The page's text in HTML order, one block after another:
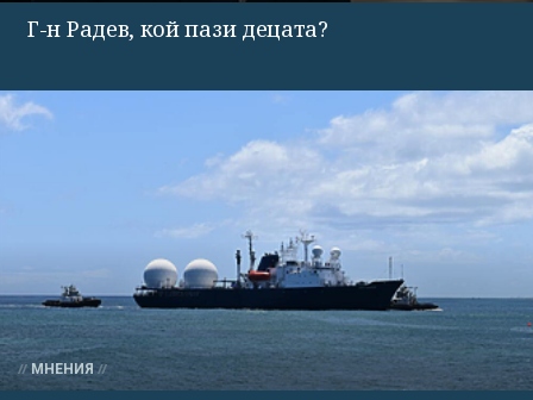
Г-н Радев, кой пази децата?
МНЕНИЯ